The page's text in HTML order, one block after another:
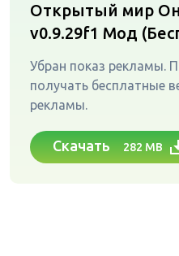
Открытый мир
v0.9.29f1 Мод
Убран показ рекламы.
получать бесплатные
рекламы.
Скачать 282 MB